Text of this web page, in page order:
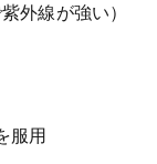
外線が強い）
服用